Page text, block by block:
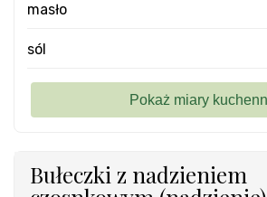
masło
sól
Bułeczki z nadzieniem